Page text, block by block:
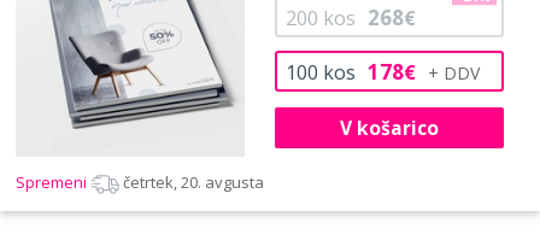
100 kos 178€
200 kos 268€
V košarico
Spremeni četrtek, 20. avgusta